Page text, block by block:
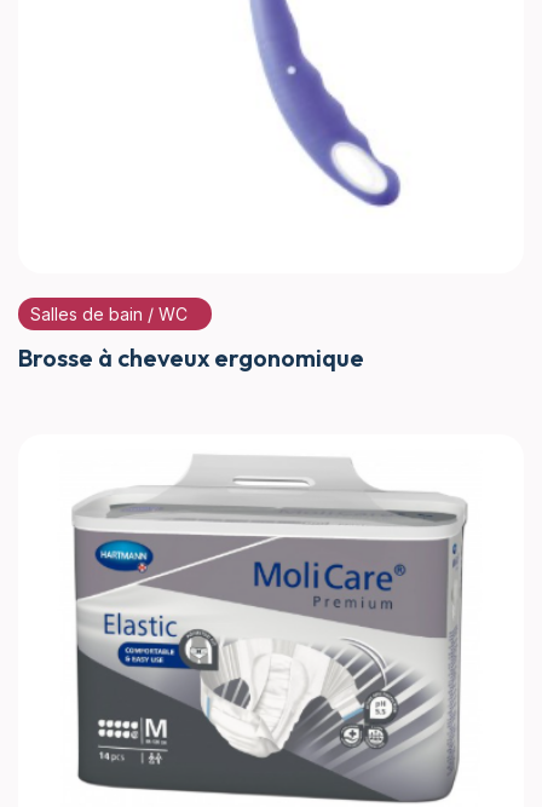
Salles de bain / WC
Brosse à cheveux ergonomique